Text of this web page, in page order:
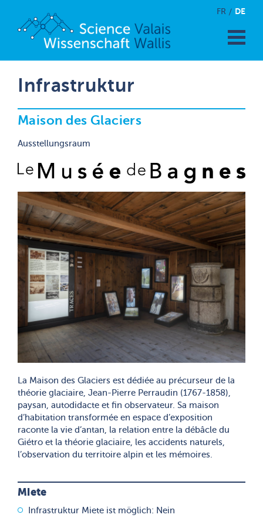
FR DE
Infrastruktur
Maison des Glaciers
Ausstellungsraum
La Maison des Glaciers est dédiée au précurseur de la
théorie glaciaire, Jean-Pierre Perraudin (1767-1858),
paysan, autodidacte et fin observateur. Sa maison
d’habitation transformée en espace d’exposition
raconte la vie d’antan, la relation entre la débâcle du
Giétro et la théorie glaciaire, les accidents naturels,
l’observation du territoire alpin et les mémoires.
Miete
Infrastruktur Miete ist möglich: Nein